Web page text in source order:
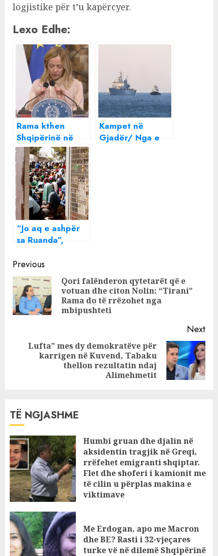
logjistike për t’u kapërcyer.
Lexo Edhe:
Rama kthen
Shqipërinë në
kazan të
Europës, kampe
të refugjatëve që
nisen për në Itali
Kampet në
Gjadër/ Nga e
“Jo aq e ashpër
sa Ruanda”,
zbulojnë planin:
Ja çfarë do
ndodhë me
emigrantët në
kampet shqiptare
Continue
Reading
Previous
Qori falënderon qytetarët që e
votuan dhe citon Nolin: “Tirani”
Rama do të rrëzohet nga
mbipushteti
Next
Lufta” mes dy demokratëve për
karrigen në Kuvend, Tabaku
thellon rezultatin ndaj
Alimehmetit
TË NGJASHME
Humbi gruan dhe djalin në
aksidentin tragjik në Greqi,
rrëfehet emigranti shqiptar.
Flet dhe shoferi i kamionit me
të cilin u përplas makina e
viktimave
Me Erdogan, apo me Macron
dhe BE? Rasti i 32-vjeçares
turke vë në dilemë Shqipërinë